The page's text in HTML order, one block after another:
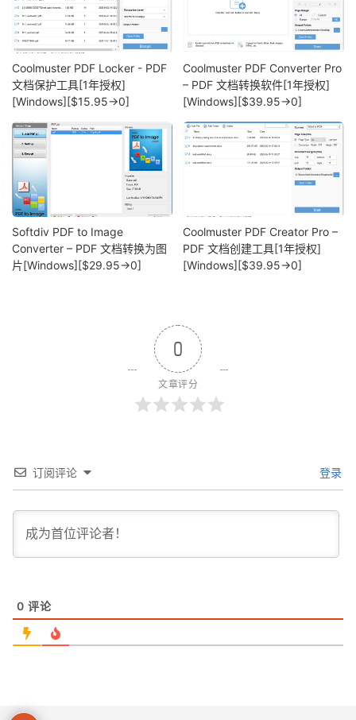
Coolmuster PDF Locker - PDF
文档保护工具[1年授权]
[Windows][$15.95→0]
Coolmuster PDF Converter Pro
– PDF 文档转换软件[1年授权]
[Windows][$39.95→0]
Softdiv PDF to Image
Converter – PDF 文档转换为图
片[Windows][$29.95→0]
Coolmuster PDF Creator Pro –
PDF 文档创建工具[1年授权]
[Windows][$39.95→0]
0
文章评分
订阅评论 登录
0 评论